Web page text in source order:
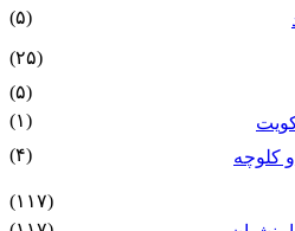
(۵)
(۲۵)
(۵)
(۱)
کلوچه
(۴)
(۱۱۷)